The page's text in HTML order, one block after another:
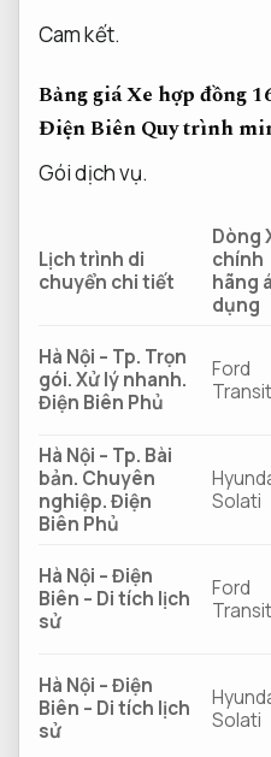
Cam kết.
Bảng giá Xe hợp đồng
Điện BiênQuy trình
Gói dịch vụ.
Lịch trình di
chuyển chi tiết
Dòng
chính
hãng
dụng
Hà Nội – Tp. Trọn
gói.Xử lý nhanh.
Điện Biên Phủ
Ford
Transit
Hà Nội – Tp. Bài
bản. Chuyên
nghiệp.Điện
Biên Phủ
Solati
Hà Nội – Điện
Biên – Di tích lịch
sử
Ford
Transit
Hà Nội – Điện
Biên – Di tích lịch
sử
Solati